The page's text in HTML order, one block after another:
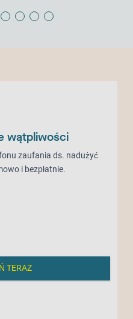
wątpliwości
zaufania ds. nadużyć
i bezpłatnie.
TERAZ